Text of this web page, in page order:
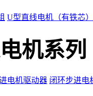
U型直线电机（有铁芯）
机系列
电机驱动器 闭环步进电